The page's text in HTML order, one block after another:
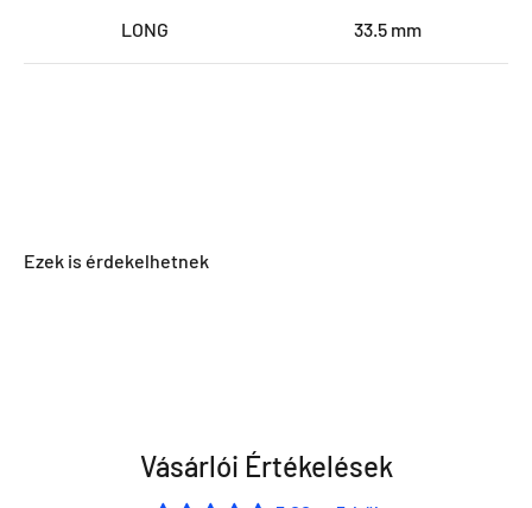
LONG 33.5 mm
Vásárlói Értékelések